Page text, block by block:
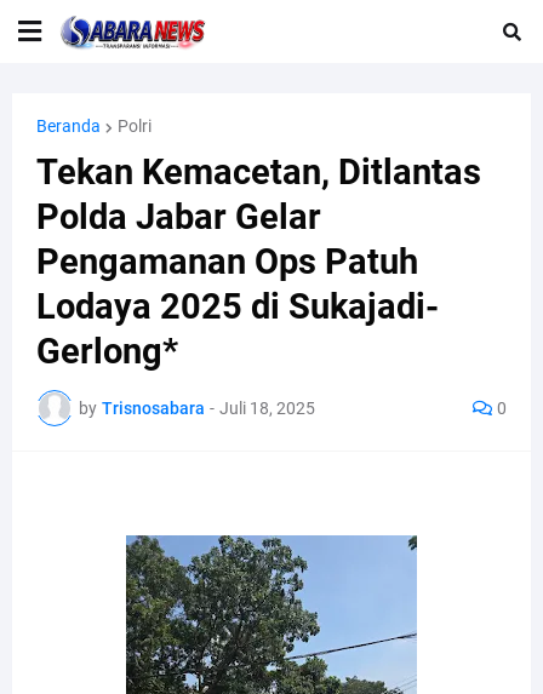
Beranda Polri
Tekan Kemacetan, Ditlantas
Polda Jabar Gelar
Pengamanan Ops Patuh
Lodaya 2025 di Sukajadi-
Gerlong*
by Trisnosabara - Juli 18, 2025 0